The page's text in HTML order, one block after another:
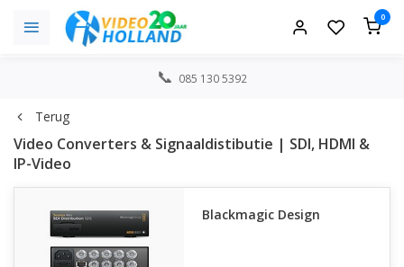
0
085 130 5392
Terug
Video Converters & Signaaldistibutie | SDI, HDMI &
IP-Video
Blackmagic Design